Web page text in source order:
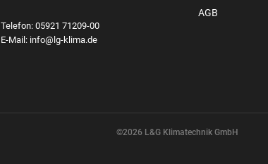
Telefon: 05921 71209-00
E-Mail: info@lg-klima.de
AGB
©2026 L&G Klimatechnik GmbH